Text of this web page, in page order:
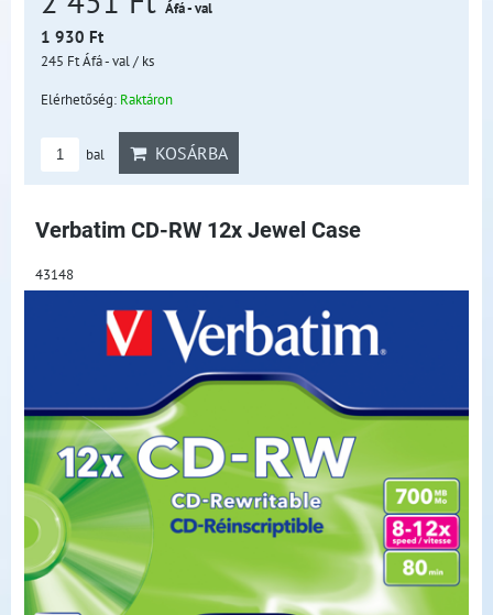
Áfá - val
1 930 Ft
245 FtÁfá - val/ ks
Elérhetőség: Raktáron
bal KOSÁRBA
Verbatim CD-RW 12x Jewel Case
43148